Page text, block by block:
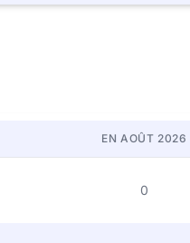
EN AOÛT 2026
0